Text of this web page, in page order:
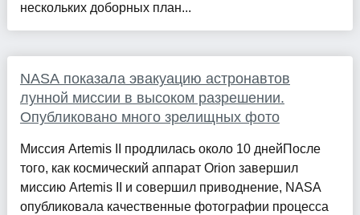
нескольких доборных план...
NASA показала эвакуацию астронавтов
лунной миссии в высоком разрешении.
Опубликовано много зрелищных фото
Миссия Artemis II продлилась около 10 днейПосле
того, как космический аппарат Orion завершил
миссию Artemis II и совершил приводнение, NASA
опубликовала качественные фотографии процесса